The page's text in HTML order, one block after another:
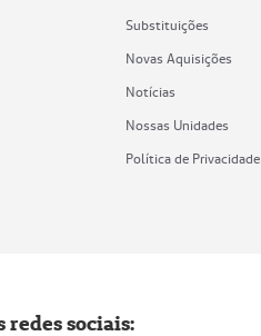
Substituições
Novas Aquisições
Notícias
Nossas Unidades
Política de Privacidade
redes sociais: